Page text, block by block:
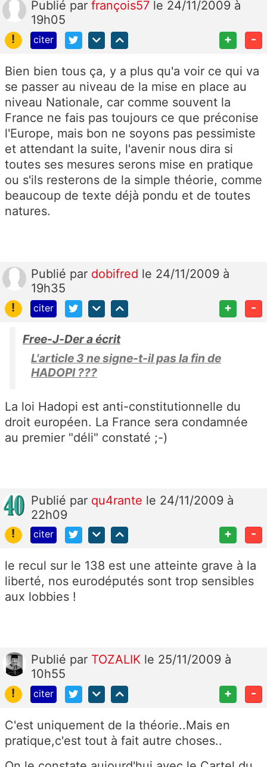
Publié par françois57 le 24/11/2009 à
19h05
!
citer + -
Bien bien tous ça, y a plus qu'a voir ce qui va
se passer au niveau de la mise en place au
niveau Nationale, car comme souvent la
France ne fais pas toujours ce que préconise
l'Europe, mais bon ne soyons pas pessimiste
et attendant la suite, l'avenir nous dira si
toutes ses mesures serons mise en pratique
ou s'ils resterons de la simple théorie, comme
beaucoup de texte déjà pondu et de toutes
natures.
Publié par dobifred le 24/11/2009 à
19h35
!
citer + -
Free-J-Der a écrit
L'article 3 ne signe-t-il pas la fin de
HADOPI ???
La loi Hadopi est anti-constitutionnelle du
droit européen. La France sera condamnée
au premier "déli" constaté ;-)
Publié par qu4rante le 24/11/2009 à
22h09
!
citer + -
le recul sur le 138 est une atteinte grave à la
liberté, nos eurodéputés sont trop sensibles
aux lobbies !
Publié par TOZALIK le 25/11/2009 à
10h55
!
citer + -
C'est uniquement de la théorie..Mais en
pratique,c'est tout à fait autre choses..